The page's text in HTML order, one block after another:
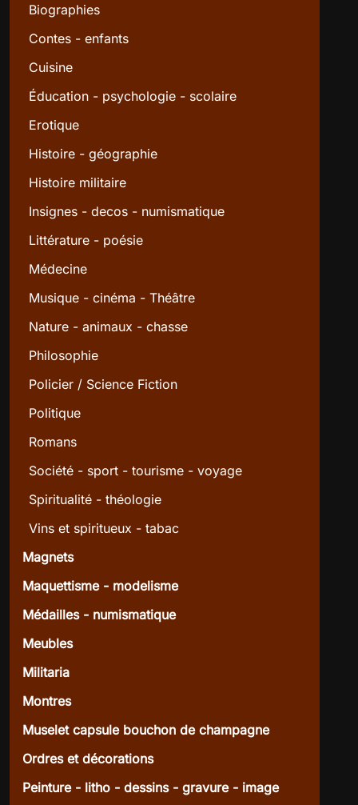
Biographies
Contes - enfants
Cuisine
Éducation - psychologie - scolaire
Erotique
Histoire - géographie
Histoire militaire
Insignes - decos - numismatique
Littérature - poésie
Médecine
Musique - cinéma - Théâtre
Nature - animaux - chasse
Philosophie
Policier / Science Fiction
Politique
Romans
Société - sport - tourisme - voyage
Spiritualité - théologie
Vins et spiritueux - tabac
Magnets
Maquettisme - modelisme
Médailles - numismatique
Meubles
Militaria
Montres
Muselet capsule bouchon de champagne
Ordres et décorations
Peinture - litho - dessins - gravure - image